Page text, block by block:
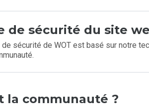
de sécurité du site
sécurité de WOT est basé sur notre
la communauté ?